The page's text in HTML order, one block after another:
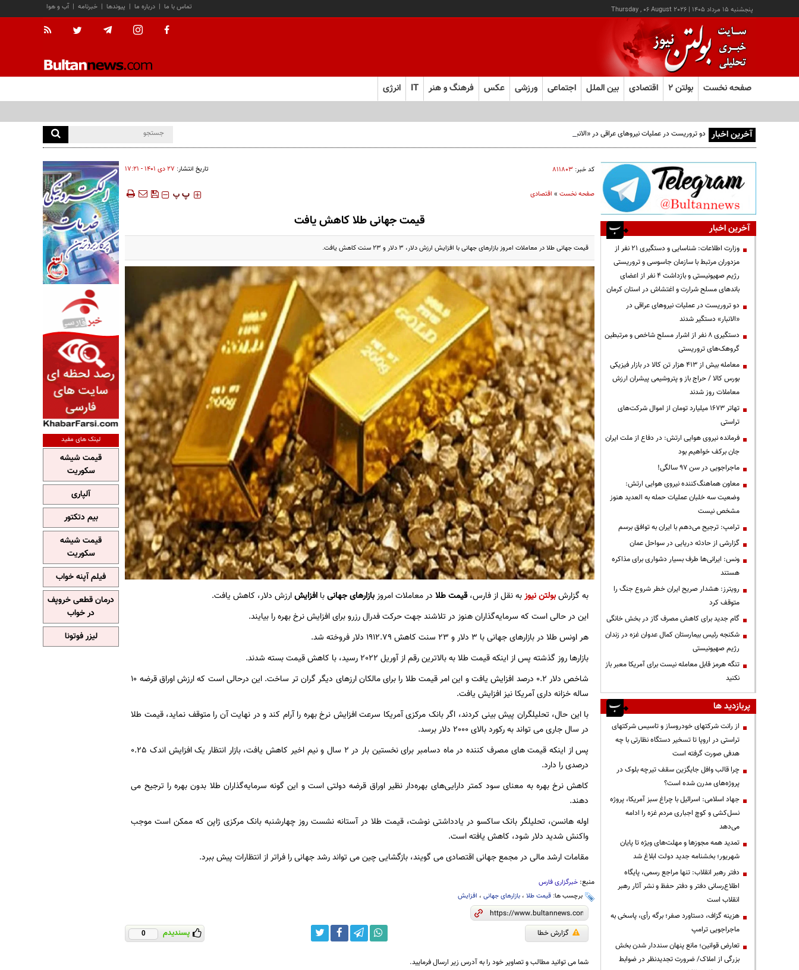
پنجشنبه ۱۵ مرداد ۱۴۰۵ |
Thursday , 06 August 2026 آب و هوا | خبرنامه | پیوندها | درباره ما | تماس با ما
صفحه نخست بولتن ۲ اقتصادی بین الملل اجتماعی ورزشی عکس فرهنگ و هنر IT انرژی
آخرین اخبار دو تروریست در عملیات نیروهای عراقی در «الانبار» دستگیر شدند
کد خبر: ۸۱۱۸۰۳ تاریخ انتشار: ۲۷ دی ۱۴۰۱ - ۱۷:۲۱
صفحه نخست» اقتصادی ‍‍‍ پ پ
قیمت جهانی طلا کاهش یافت
قیمت جهانی طلا در معاملات امروز بازارهای جهانی با افزایش ارزش دلار، 3 دلار و 23 سنت کاهش یافت.
به گزارشبولتن نیوزبه نقل از فارس،قیمت طلادر معاملات امروزبازارهای جهانیبا افزایشارزش دلار، کاهش یافت.
این در حالی است که سرمایه‌گذاران هنوز در تلاشند جهت حرکت فدرال رزرو برای افزایش نرخ بهره را بیایند.
هر اونس طلا در بازارهای جهانی با 3 دلار و 23 سنت کاهش 1912.79 دلار فروخته شد.
بازارها روز گذشته پس از اینکه قیمت طلا به بالاترین رقم از آوریل 2022 رسید، با کاهش قیمت بسته شدند.
شاخص دلار 0.2 درصد افزایش یافت و این امر قیمت طلا را برای مالکان ارزهای دیگر گران تر ساخت. این درحالی است که ارزش اوراق قرضه 10
ساله خزانه داری آمریکا نیز افزایش یافت.
با این حال، تحلیلگران پیش بینی کردند، اگر بانک مرکزی آمریکا سرعت افزایش نرخ بهره را آرام کند و در نهایت آن را متوقف نماید، قیمت طلا
در سال جاری می تواند به رکورد بالای 2000 دلار برسد.
پس از اینکه قیمت های مصرف کننده در ماه دسامبر برای نخستین بار در 2 سال و نیم اخیر کاهش یافت، بازار انتظار یک افزایش اندک 0.25
درصدی را دارد.
کاهش نرخ بهره به معنای سود کمتر دارایی‌های بهره‌دار نظیر اوراق قرضه دولتی است و این گونه سرمایه‌گذاران طلا بدون بهره را ترجیح می
دهند.
اوله هانسن، تحلیلگر بانک ساکسو در یادداشتی نوشت، قیمت طلا در آستانه نشست روز چهارشنبه بانک مرکزی ژاپن که ممکن است موجب
واکنش شدید دلار شود، کاهش یافته است.
مقامات ارشد مالی در مجمع جهانی اقتصادی می گویند، بازگشایی چین می تواند رشد جهانی را فراتر از انتظارات پیش ببرد.
منبع: خبرگزاری فارس
برچسب ها: قیمت طلا، بازارهای جهانی، افزایش
گزارش خطا پسندیدم 0
شما می توانید مطالب و تصاویر خود را به آدرس زیر ارسال فرمایید.
آخرین اخبار
وزارت اطلاعات: شناسایی و دستگیری ۲۱ نفر از
مزدوران مرتبط با سازمان جاسوسی و تروریستی
رژیم صهیونیستی و بازداشت ۴ نفر از اعضای
باندهای مسلح شرارت و اغتشاش در استان کرمان
دو تروریست در عملیات نیروهای عراقی در
«الانبار» دستگیر شدند
دستگیری ۸ نفر از اشرار مسلح شاخص و مرتبطین
گروهک‌های تروریستی
معامله بیش از ۴۱۳ هزار تن کالا در بازار فیزیکی
بورس کالا / حراج باز و پتروشیمی پیشران ارزش
معاملات روز شدند
تهاتر ۱۶۷۳ میلیارد تومان از اموال شرکت‌های
تراستی
فرمانده نیروی هوایی ارتش: در دفاع از ملت ایران
جان برکف خواهیم بود
ماجراجویی در سن ۹۷ سالگی!
معاون هماهنگ‌کننده نیروی هوایی ارتش:
وضعیت سه خلبان عملیات حمله به العدید هنوز
مشخص نیست
ترامپ: ترجیح می‌دهم با ایران به توافق برسم
گزارشی از حادثه دریایی در سواحل عمان
ونس: ایرانی‌ها طرف بسیار دشواری برای مذاکره
هستند
رویترز: هشدار صریح ایران خطر شروع جنگ را
متوقف کرد
گام جدید برای کاهش مصرف گاز در بخش خانگی
شکنجه رئیس بیمارستان کمال عدوان غزه در زندان
رژیم صهیونیستی
تنگه هرمز قابل معامله نیست برای آمریکا معبر باز
نکنید
پربازدید ها
از رانت‌ شرکتهای خودروساز و تاسیس شرکتهای
تراستی در اروپا تا تسخیر دستگاه نظارتی با چه
هدفی صورت گرفته است
چرا قالب وافل جایگزین سقف تیرچه بلوک در
پروژه‌های مدرن شده است؟
جهاد اسلامی: اسرائیل با چراغ سبز آمریکا، پروژه
نسل‌کشی و کوچ اجباری مردم غزه را ادامه
می‌دهد
تمدید همه مجوزها و مهلت‌های ویژه تا پایان
شهریور؛ بخشنامه جدید دولت ابلاغ شد
دفتر رهبر انقلاب: تنها مراجع رسمی، پایگاه
اطلاع‌رسانی دفتر و دفتر حفظ و نشر آثار رهبر
انقلاب است
هزینه گزاف، دستاورد صفر؛ برگه رأی، پاسخی به
ماجراجویی ترامپ
تعارض قوانین؛ مانع پنهان سنددار شدن بخش
بزرگی از املاک/ ضرورت تجدیدنظر در ضوابط
لینک های مفید
قیمت شیشه
سکوریت
آلپاری
بیم دتکتور
قیمت شیشه
سکوریت
فیلم آپنه خواب
درمان قطعی خروپف
در خواب
لیزر فوتونا